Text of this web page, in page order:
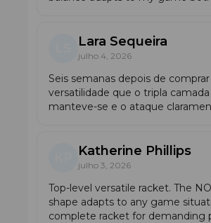
Características do modelo:
Potencial ofensivo
Superfície confortável
Vibrações controladas
Design personalizadocom
Tecnologias profissionais
Para quem é indicada a
Esta raquete é perfeita para
Lara Sequeira
julho 4, 2026
Seis semanas depois de
versatilidade que o tripla
manteve-se e o ataque
Katherine Phillips
julho 3, 2026
Top-level versatile racket. The
shape adapts to any game
complete racket for demanding